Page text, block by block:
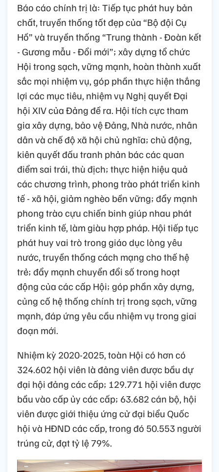
Báo cáo chính trị là: Tiếp tục phát huy bản
chất, truyền thống tốt đẹp của “Bộ đội Cụ
Hồ” và truyền thống “Trung thành - Đoàn kết
- Gương mẫu - Đổi mới”; xây dựng tổ chức
Hội trong sạch, vững mạnh, hoàn thành xuất
sắc mọi nhiệm vụ, góp phần thực hiện thắng
lợi các mục tiêu, nhiệm vụ Nghị quyết Đại
hội XIV của Đảng đề ra. Hội tích cực tham
gia xây dựng, bảo vệ Đảng, Nhà nước, nhân
dân và chế độ xã hội chủ nghĩa; chủ động,
kiên quyết đấu tranh phản bác các quan
điểm sai trái, thù địch; thực hiện hiệu quả
các chương trình, phong trào phát triển kinh
tế - xã hội, giảm nghèo bền vững; đẩy mạnh
phong trào cựu chiến binh giúp nhau phát
triển kinh tế, làm giàu hợp pháp. Hội tiếp tục
phát huy vai trò trong giáo dục lòng yêu
nước, truyền thống cách mạng cho thế hệ
trẻ; đẩy mạnh chuyển đổi số trong hoạt
động của các cấp Hội; góp phần xây dựng,
củng cố hệ thống chính trị trong sạch, vững
mạnh, đáp ứng yêu cầu nhiệm vụ trong giai
đoạn mới.
Nhiệm kỳ 2020-2025, toàn Hội có hơn có
324.602 hội viên là đảng viên được bầu dự
đại hội đảng các cấp; 129.771 hội viên được
bầu vào cấp ủy các cấp; 63.682 cán bộ, hội
viên được giới thiệu ứng cử đại biểu Quốc
hội và HĐND các cấp, trong đó 50.553 người
trúng cử, đạt tỷ lệ 79%.